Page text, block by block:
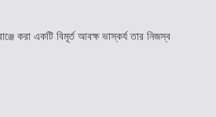
করা একটি বিমূর্ত আবক্ষ ভাস্কর্য তার নিজস্ব